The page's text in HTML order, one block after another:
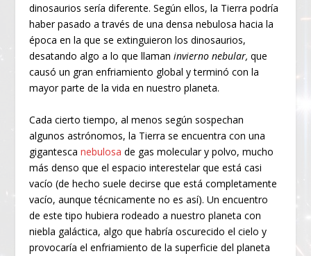
dinosaurios sería diferente. Según ellos, la Tierra podría
haber pasado a través de una densa nebulosa hacia la
época en la que se extinguieron los dinosaurios,
desatando algo a lo que llamaninvierno nebular, que
causó un gran enfriamiento global y terminó con la
mayor parte de la vida en nuestro planeta.
Cada cierto tiempo, al menos según sospechan
algunos astrónomos, la Tierra se encuentra con una
gigantescanebulosa de gas molecular y polvo, mucho
más denso que el espacio interestelar que está casi
vacío (de hecho suele decirse que está completamente
vacío, aunque técnicamente no es así). Un encuentro
de este tipo hubiera rodeado a nuestro planeta con
niebla galáctica, algo que habría oscurecido el cielo y
provocaría el enfriamiento de la superficie del planeta